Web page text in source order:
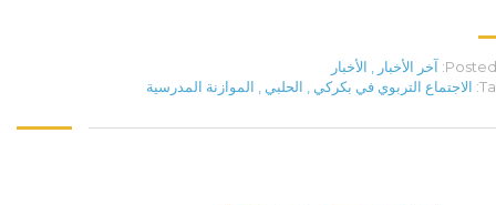
Posted آخر الأخبار
الأخبار
الاجتماع التربوي في بكركي الحلبي الموازنة المدرسية